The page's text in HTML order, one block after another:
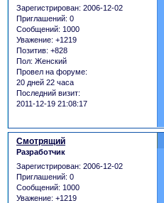
Зарегистрирован: 2006-12-02
Приглашений: 0
Сообщений: 1000
Уважение: +1219
Позитив: +828
Пол: Женский
Провел на форуме:
20 дней 22 часа
Последний визит:
2011-12-19 21:08:17
Смотрящий
Разработчик
Зарегистрирован: 2006-12-02
Приглашений: 0
Сообщений: 1000
Уважение: +1219